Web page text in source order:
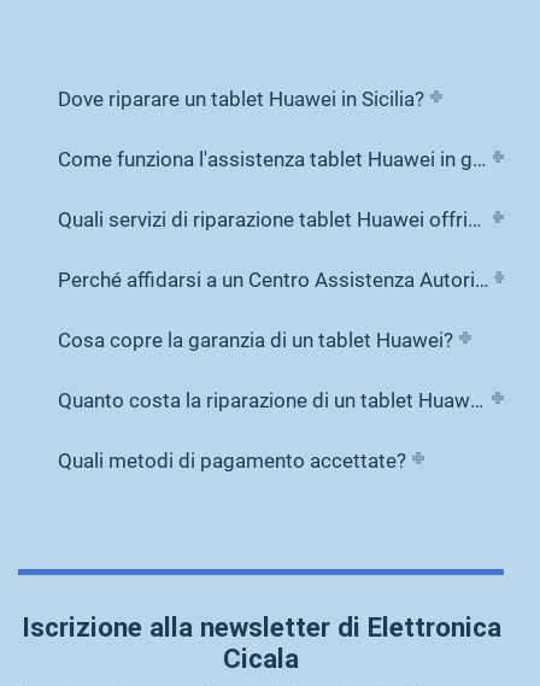
Dove riparare un tablet Huawei in Sicilia?
Come funziona l'assistenza tablet Huawei in garanzia?
Quali servizi di riparazione tablet Huawei offriamo?
Perché affidarsi a un Centro Assistenza Autorizzato Huawei per il tablet?
Cosa copre la garanzia di un tablet Huawei?
Quanto costa la riparazione di un tablet Huawei?
Quali metodi di pagamento accettate?
Iscrizione alla newsletter di Elettronica
Cicala